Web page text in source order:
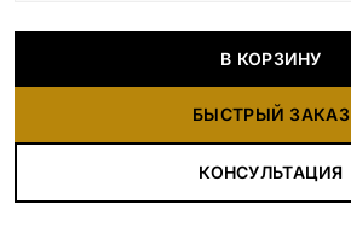
В КОРЗИНУ
БЫСТРЫЙ ЗАКАЗ
КОНСУЛЬТАЦИЯ